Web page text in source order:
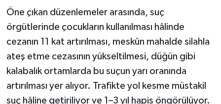
Öne çıkan düzenlemeler arasında, suç
örgütlerinde çocukların kullanılması hâlinde
cezanın 11 kat artırılması, meskûn mahalde silahla
ateş etme cezasının yükseltilmesi, düğün gibi
kalabalık ortamlarda bu suçun yarı oranında
artırılması yer alıyor. Trafikte yol kesme müstakil
suç hâline getiriliyor ve 1–3 yıl hapis öngörülüyor.